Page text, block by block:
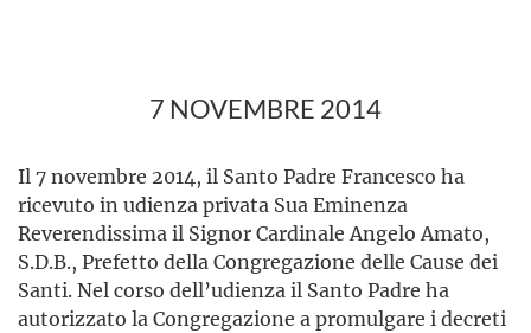
7 NOVEMBRE 2014
Il 7 novembre 2014, il Santo Padre Francesco ha
ricevuto in udienza privata Sua Eminenza
Reverendissima il Signor Cardinale Angelo Amato,
S.D.B., Prefetto della Congregazione delle Cause dei
Santi. Nel corso dell’udienza il Santo Padre ha
autorizzato la Congregazione a promulgare i decreti